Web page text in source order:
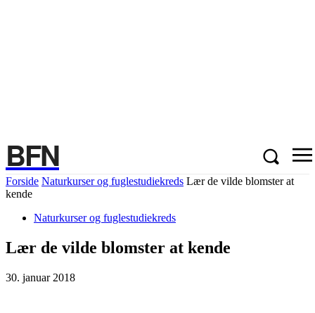
BFN
Forside Naturkurser og fuglestudiekreds Lær de vilde blomster at
kende
Naturkurser og fuglestudiekreds
Lær de vilde blomster at kende
30. januar 2018